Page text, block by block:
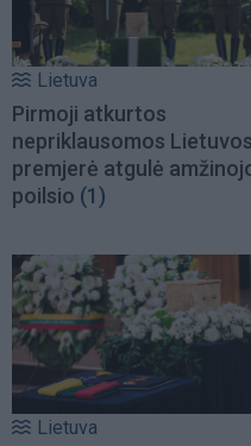
Lietuva
Pirmoji atkurtos
nepriklausomos Lietuvos
premjerė atgulė
poilsio (1)
Lietuva